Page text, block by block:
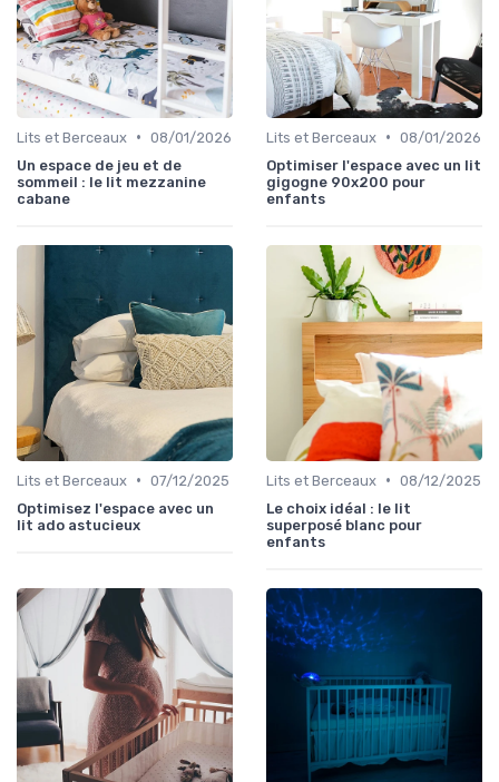
Lits et Berceaux • 08/01/2026
Un espace de jeu et de
sommeil : le lit mezzanine
cabane
Lits et Berceaux • 08/01/2026
Optimiser l'espace avec un lit
gigogne 90x200 pour
enfants
Lits et Berceaux • 07/12/2025
Optimisez l'espace avec un
lit ado astucieux
Lits et Berceaux • 08/12/2025
Le choix idéal : le lit
superposé blanc pour
enfants